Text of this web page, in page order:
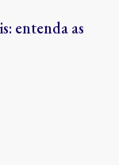
entenda as